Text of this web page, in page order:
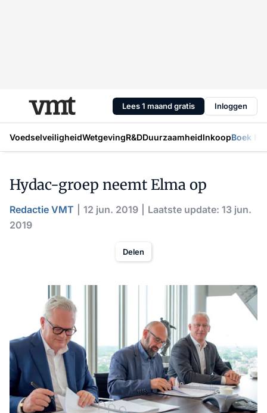
Lees 1 maand gratis Inloggen
VoedselveiligheidWetgevingR&DDuurzaamheidInkoopBoek
Hydac-groep neemt Elma op
Redactie VMT 12 jun. 2019
Laatste update: 13 jun.
2019
Delen